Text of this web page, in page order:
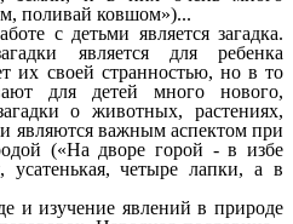
поливай ковшом»)...
с детьми является загадка.
является для ребенка
их своей странностью, но в то
для детей много нового,
о животных, растениях,
являются важным аспектом при
(«На дворе горой - в избе
усатенькая, четыре лапки, а в
и изучение явлений в природе